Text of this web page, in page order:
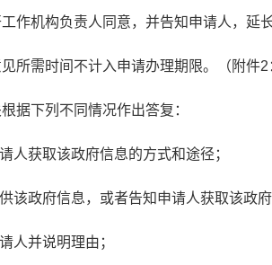
作机构负责人同意，并告知申请人，延
所需时间不计入申请办理期限。（附件
据下列不同情况作出答复：
人获取该政府信息的方式和途径；
该政府信息，或者告知申请人获取该政
人并说明理由；